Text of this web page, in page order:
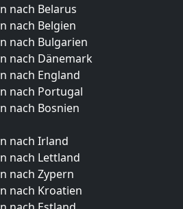
nach Belarus
nach Belgien
nach Bulgarien
nach Dänemark
nach England
nach Portugal
nach Bosnien
nach Irland
nach Lettland
nach Zypern
nach Kroatien